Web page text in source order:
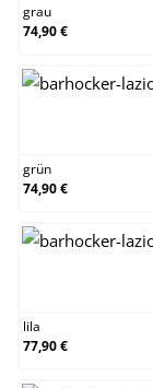
grau
74,90 €
grün
74,90 €
lila
77,90 €